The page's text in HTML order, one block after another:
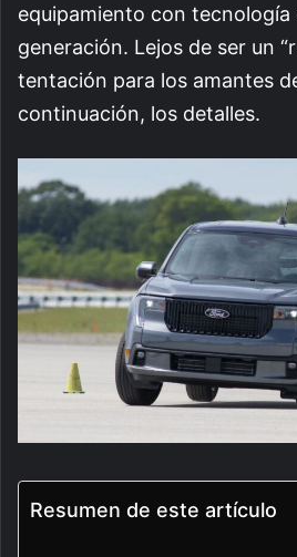
equipamiento con tecnología
generación. Lejos de ser un
tentación para los amantes
continuación, los detalles.
Resumen de este artículo